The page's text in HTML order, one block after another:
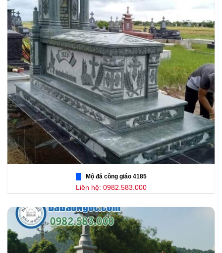
Mộ đá công giáo 4185
Liên hệ: 0982.583.000